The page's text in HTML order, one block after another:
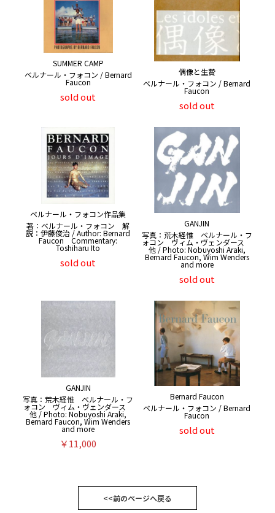
SUMMER CAMP
ベルナール・フォコン / Bernard
Faucon
sold out
偶像と生贄
ベルナール・フォコン / Bernard
Faucon
sold out
ベルナール・フォコン作品集
著：ベルナール・フォコン 解
説：伊藤俊治 / Author: Bernard
Faucon Commentary:
Toshiharu Ito
sold out
GANJIN
写真：荒木経惟 ベルナール・フ
ォコン ヴィム・ヴェンダース
他 / Photo: Nobuyoshi Araki,
Bernard Faucon, Wim Wenders
and more
sold out
GANJIN
写真：荒木経惟 ベルナール・フ
ォコン ヴィム・ヴェンダース
他 / Photo: Nobuyoshi Araki,
Bernard Faucon, Wim Wenders
and more
￥11,000
Bernard Faucon
ベルナール・フォコン / Bernard
Faucon
sold out
<<前のページへ戻る